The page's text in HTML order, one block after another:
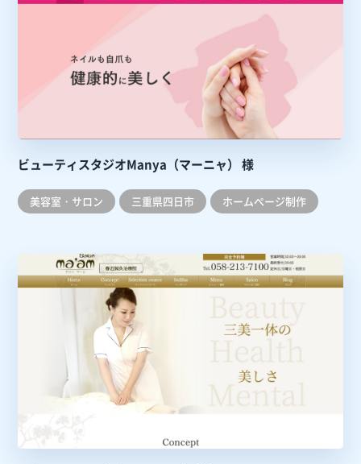
ビューティスタジオManya（マーニャ） 様
美容室・サロン 三重県四日市 ホームぺージ制作